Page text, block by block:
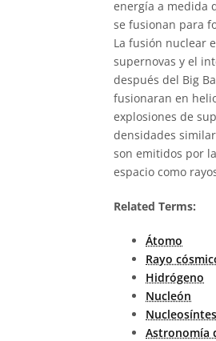
energía a medida
se fusionan para
La fusión nuclear
supernovas y el
después del Big
fusionaran en
explosiones de
densidades
son emitidos por
espacio como
Related Terms:
Átomo
Rayo
Hidrógeno
Nucleón
Astronomía